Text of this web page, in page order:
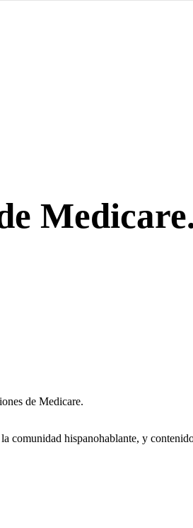
de Medicare.
comunidad hispanohablante, y